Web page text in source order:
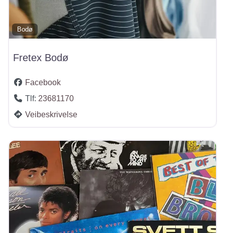
Bodø
Fretex Bodø
Facebook
Tlf: 23681170
Veibeskrivelse